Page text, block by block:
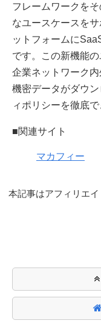
フレームワークを
なユースケースを
ットフォームに
です。この新機能
企業ネットワーク
機密データがダウ
ィポリシーを徹底
■関連サイト
マカフィー
本記事はアフィリエ